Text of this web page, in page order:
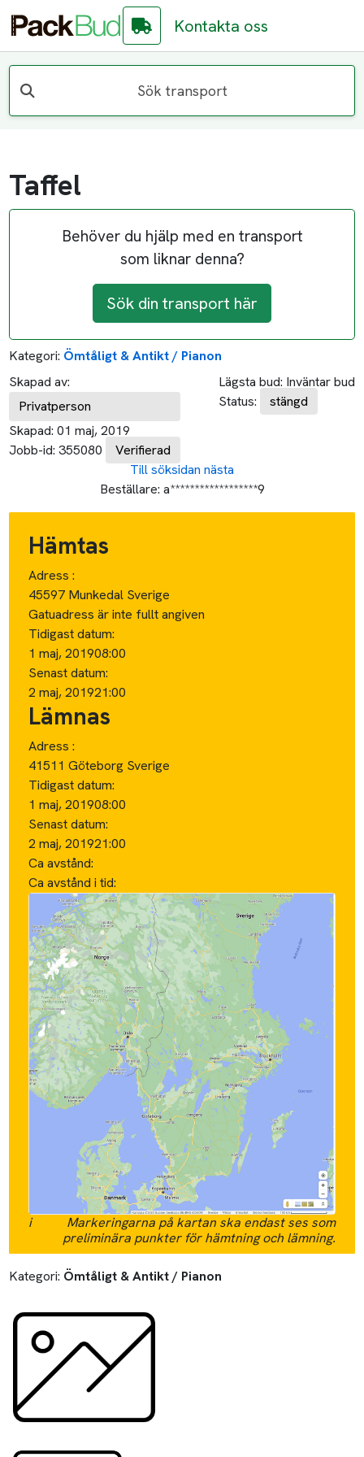
Kontakta oss
Sök transport
Taffel
Behöver du hjälp med en transport
som liknar denna?
Sök din transport här
Kategori: Ömtåligt & Antikt / Pianon
Skapad av:
Privatperson
Skapad: 01 maj, 2019
Jobb-id: 355080 Verifierad
Lägsta bud: Inväntar bud
Status:
stängd
Till söksidan nästa
Beställare: a******************9
Hämtas
Adress :
45597 Munkedal Sverige
Gatuadress är inte fullt angiven
Tidigast datum:
1 maj, 201908:00
Senast datum:
2 maj, 201921:00
Lämnas
Adress :
41511 Göteborg Sverige
Tidigast datum:
1 maj, 201908:00
Senast datum:
2 maj, 201921:00
Ca avstånd:
Ca avstånd i tid:
i
Markeringarna på kartan ska endast ses som
preliminära punkter för hämtning och lämning.
Kategori: Ömtåligt & Antikt / Pianon